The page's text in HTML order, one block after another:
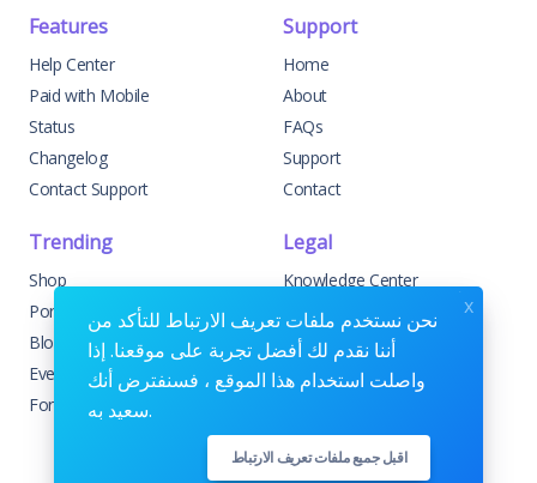
Features
Help Center
Paid with Mobile
Status
Changelog
Contact Support
Support
Home
About
FAQs
Support
Contact
Trending
Shop
Portfolio
Blog
Events
Forums
Legal
Knowledge Center
Custom Development
Sponsorships
Terms & Conditions
نحن نستخدم ملفات تعريف الارتباط للتأكد من
أننا نقدم لك أفضل تجربة على موقعنا. إذا
واصلت استخدام هذا الموقع ، فسنفترض أنك
سعيد به.
اقبل جميع ملفات تعريف الارتباط
x